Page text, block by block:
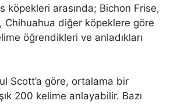
köpekleri arasında; Bichon Frise,
Chihuahua diğer köpeklere göre
öğrendikleri ve anladıkları
Scott’a göre, ortalama bir
200 kelime anlayabilir. Bazı